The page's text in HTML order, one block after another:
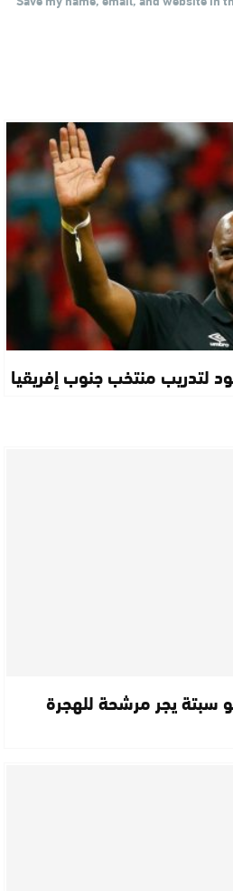
لتدريب منتخب جنوب إفريقيا
سبتة يجر مرشحة للهجرة